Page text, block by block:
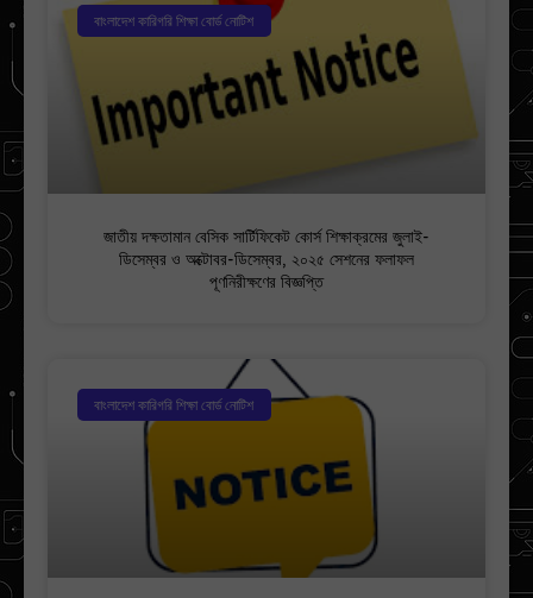
বাংলাদেশ কারিগরি শিক্ষা বোর্ড নোটিশ
জাতীয় দক্ষতামান বেসিক সার্টিফিকেট কোর্স শিক্ষাক্রমের জুলাই-
ডিসেম্বর ও অক্টোবর-ডিসেম্বর, ২০২৫ সেশনের ফলাফল
পূণনিরীক্ষণের বিজ্ঞপ্তি
বাংলাদেশ কারিগরি শিক্ষা বোর্ড নোটিশ